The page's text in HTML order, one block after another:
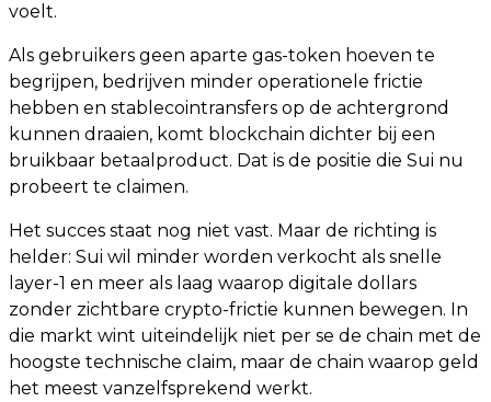
voelt.
Als gebruikers geen aparte gas-token hoeven te
begrijpen, bedrijven minder operationele frictie
hebben en stablecointransfers op de achtergrond
kunnen draaien, komt blockchain dichter bij een
bruikbaar betaalproduct. Dat is de positie die Sui nu
probeert te claimen.
Het succes staat nog niet vast. Maar de richting is
helder: Sui wil minder worden verkocht als snelle
layer-1 en meer als laag waarop digitale dollars
zonder zichtbare crypto-frictie kunnen bewegen. In
die markt wint uiteindelijk niet per se de chain met de
hoogste technische claim, maar de chain waarop geld
het meest vanzelfsprekend werkt.